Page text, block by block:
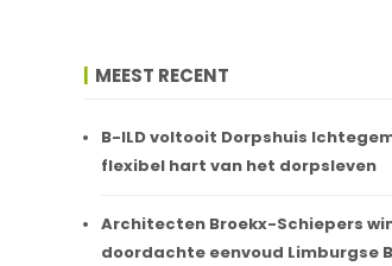
MEEST RECENT
B-ILD voltooit Dorpshuis
flexibel hart van het dorpsleven
Architecten Broekx-Schiepers
doordachte eenvoud Limburgse